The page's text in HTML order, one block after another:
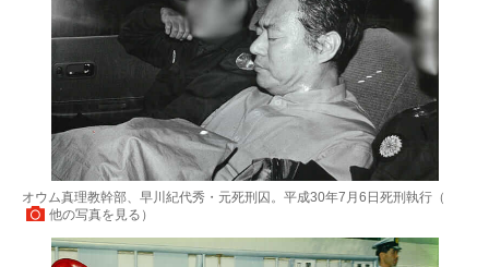
オウム真理教幹部、早川紀代秀・元死刑囚。平成30年7月6日死刑執行（
他の写真を見る ）